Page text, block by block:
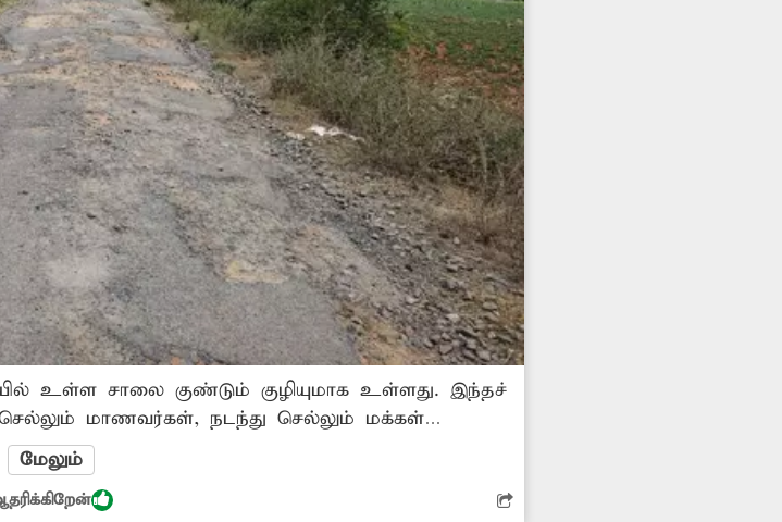
உள்ள சாலை குண்டும் குழியுமாக உள்ளது. இந்தச்
மாணவர்கள், நடந்து செல்லும் மக்கள்
சாலையை சீரமைக்க அதிகாரிகள் நடவடிக்கை எடுக்க
மேலும்